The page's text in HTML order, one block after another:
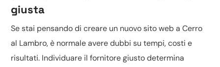
giusta
Se stai pensando di creare un nuovo sito web a Cerro
al Lambro, è normale avere dubbi su tempi, costi e
risultati. Individuare il fornitore giusto determina